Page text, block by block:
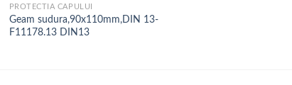
PROTECTIA CAPULUI
Geam sudura,90x110mm,DIN 13-
F11178.13 DIN13